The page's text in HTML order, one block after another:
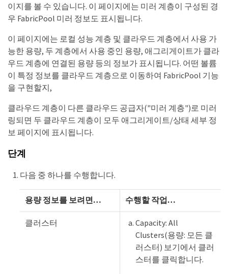
이지를 볼 수 있습니다. 이 페이지에는 미러 계층이 구성된 경
우 FabricPool 미러 정보도 표시됩니다.
이 페이지에는 로컬 성능 계층 및 클라우드 계층에서 사용 가
능한 용량, 두 계층에서 사용 중인 용량, 애그리게이트가 클라
우드 계층에 연결된 용량 등의 정보가 표시됩니다. 어떤 볼륨
이 특정 정보를 클라우드 계층으로 이동하여 FabricPool 기능
을 구현할지,
클라우드 계층이 다른 클라우드 공급자("미러 계층")로 미러
링되면 두 클라우드 계층이 모두 애그리게이트/상태 세부 정
보 페이지에 표시됩니다.
단계
다음 중 하나를 수행합니다.
용량 정보를 보려면…​ 수행할 작업…​
클러스터
Capacity: All
Clusters(용량: 모든 클
러스터) 보기에서 클러
스터를 클릭합니다.